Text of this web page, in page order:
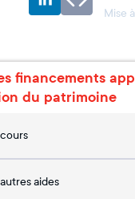
Mise
financements
du patrimoine
aides